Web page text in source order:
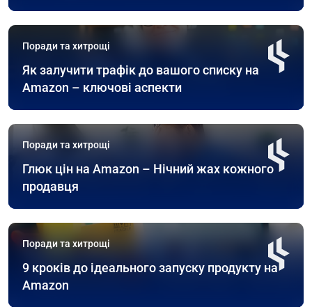
Поради та хитрощі
Як залучити трафік до вашого списку на
Amazon – ключові аспекти
Поради та хитрощі
Глюк цін на Amazon – Нічний жах кожного
продавця
Поради та хитрощі
9 кроків до ідеального запуску продукту на
Amazon